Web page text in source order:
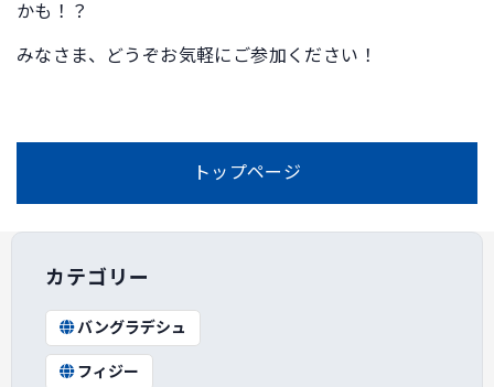
かも！？
みなさま、どうぞお気軽にご参加ください！
トップページ
カテゴリー
バングラデシュ
フィジー